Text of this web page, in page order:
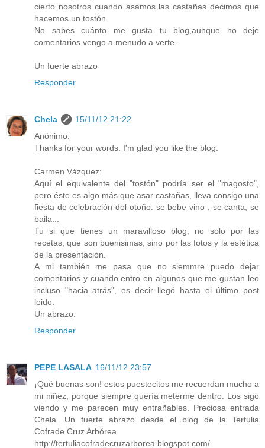
cierto nosotros cuando asamos las castañas decimos que
hacemos un tostón.
No sabes cuánto me gusta tu blog,aunque no deje
comentarios vengo a menudo a verte.
Un fuerte abrazo
Responder
Chela
15/11/12 21:22
Anónimo:
Thanks for your words. I'm glad you like the blog.
Carmen Vázquez:
Aquí el equivalente del "tostón" podría ser el "magosto",
pero éste es algo más que asar castañas, lleva consigo una
fiesta de celebración del otoño: se bebe vino , se canta, se
baila...
Tu si que tienes un maravilloso blog, no solo por las
recetas, que son buenisimas, sino por las fotos y la estética
de la presentación.
A mi también me pasa que no siemmre puedo dejar
comentarios y cuando entro en algunos que me gustan leo
incluso "hacia atrás", es decir llegó hasta el último post
leido.
Un abrazo.
Responder
PEPE LASALA 16/11/12 23:57
¡Qué buenas son! estos puestecitos me recuerdan mucho a
mi niñez, porque siempre quería meterme dentro. Los sigo
viendo y me parecen muy entrañables. Preciosa entrada
Chela. Un fuerte abrazo desde el blog de la Tertulia
Cofrade Cruz Arbórea.
http://tertuliacofradecruzarborea.blogspot.com/